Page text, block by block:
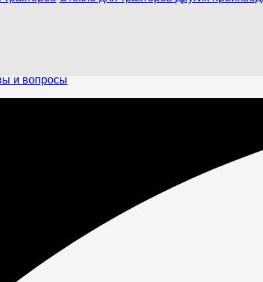
и вопросы